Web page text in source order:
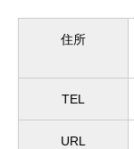
住所
TEL
URL